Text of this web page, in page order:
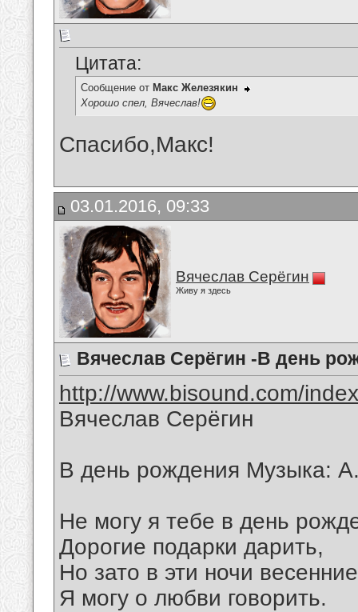
Цитата:
Сообщение от Макс Железякин
Хорошо спел, Вячеслав!
Спасибо,Макс!
03.01.2016, 09:33
Вячеслав Серёгин
Живу я здесь
Вячеслав Серёгин -В день
http://www.bisound.com/
Вячеслав Серёгин
В день рождения Музыка:
Не могу я тебе в день
Дорогие подарки дарить,
Но зато в эти ночи весенние
Я могу о любви говорить.